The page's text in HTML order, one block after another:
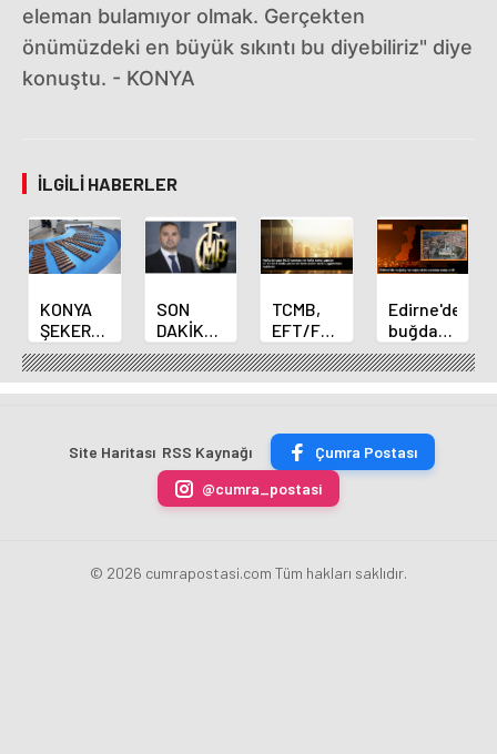
eleman bulamıyor olmak. Gerçekten
önümüzdeki en büyük sıkıntı bu diyebiliriz" diye
konuştu. - KONYA
İLGILI HABERLER
KONYA
ŞEKER
YILLIK 7
BİN 500
TON
ÜRETİLECEK
SON
DAKİKA
HABERİ:
Yeni
Merkez
Fatih
Karahan
oldu
TCMB,
EFT/FAST
işlemleri
için
fazla
uygulamasını
kaldırdı
Edirne'de
buğday
ve arpa
ekim
sezonu
erdi
Site Haritası RSS Kaynağı
Çumra Postası
@cumra_postasi
© 2026 cumrapostasi.com Tüm hakları saklıdır.